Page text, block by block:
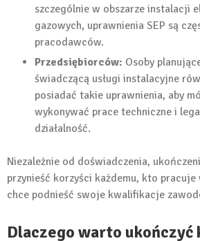
szczególnie w obszarze instalacji
gazowych, uprawnienia SEP są
pracodawców.
Przedsiębiorców: Osoby
świadczącą usługi instalacyjne
posiadać takie uprawnienia, aby
wykonywać prace techniczne i
działalność.
Niezależnie od doświadczenia,
przynieść korzyści każdemu, kto
chce podnieść swoje kwalifikacje
Dlaczego warto ukończyć